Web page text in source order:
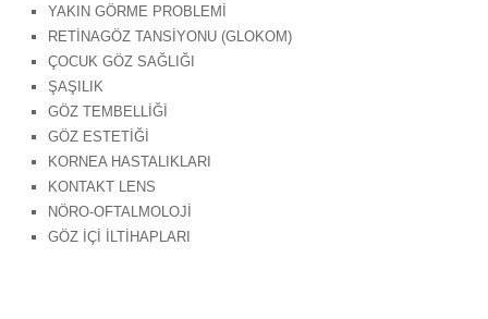
YAKIN GÖRME PROBLEMİ
RETİNAGÖZ TANSİYONU (GLOKOM)
ÇOCUK GÖZ SAĞLIĞI
ŞAŞILIK
GÖZ TEMBELLİĞİ
GÖZ ESTETİĞİ
KORNEA HASTALIKLARI
KONTAKT LENS
NÖRO-OFTALMOLOJİ
GÖZ İÇİ İLTİHAPLARI